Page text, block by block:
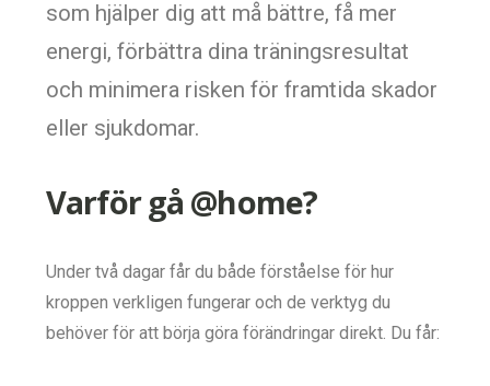
som hjälper dig att må bättre, få mer
energi, förbättra dina träningsresultat
och minimera risken för framtida skador
eller sjukdomar.
Varför gå @home?
Under två dagar får du både förståelse för hur
kroppen verkligen fungerar och de verktyg du
behöver för att börja göra förändringar direkt. Du får: